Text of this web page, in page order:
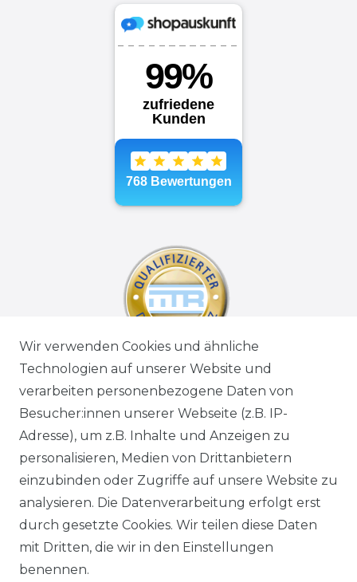
Wir verwenden Cookies und ähnliche
Technologien auf unserer Website und
verarbeiten personenbezogene Daten von
Besucher:innen unserer Webseite (z.B. IP-
Adresse), um z.B. Inhalte und Anzeigen zu
personalisieren, Medien von Drittanbietern
einzubinden oder Zugriffe auf unsere Website zu
analysieren. Die Datenverarbeitung erfolgt erst
durch gesetzte Cookies. Wir teilen diese Daten
mit Dritten, die wir in den Einstellungen
benennen.